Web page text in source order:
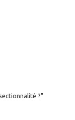
?"